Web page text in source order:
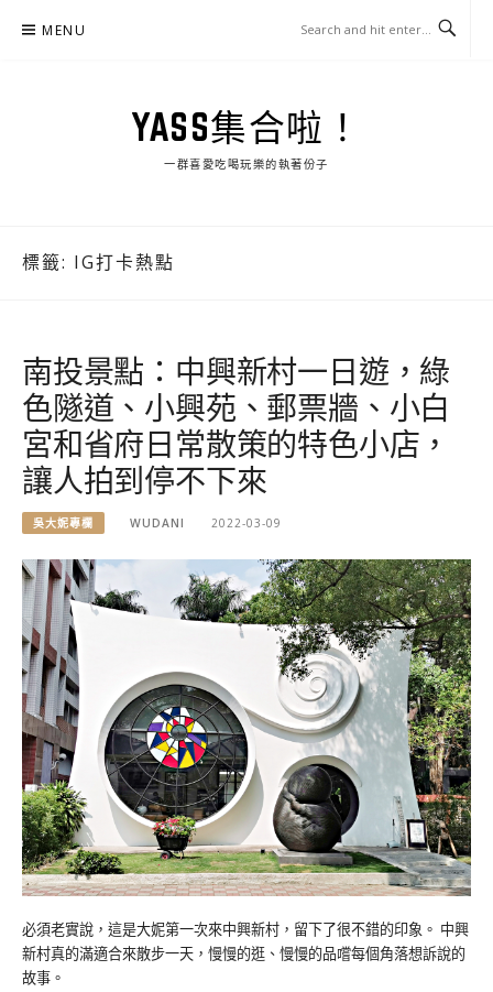
MENU
YASS集合啦！
一群喜愛吃喝玩樂的執著份子
標籤: IG打卡熱點
南投景點：中興新村一日遊，綠
色隧道、小興苑、郵票牆、小白
宮和省府日常散策的特色小店，
讓人拍到停不下來
吳大妮專欄 WUDANI 2022-03-09
必須老實說，這是大妮第一次來中興新村，留下了很不錯的印象。 中興
新村真的滿適合來散步一天，慢慢的逛、慢慢的品嚐每個角落想訴說的
故事。